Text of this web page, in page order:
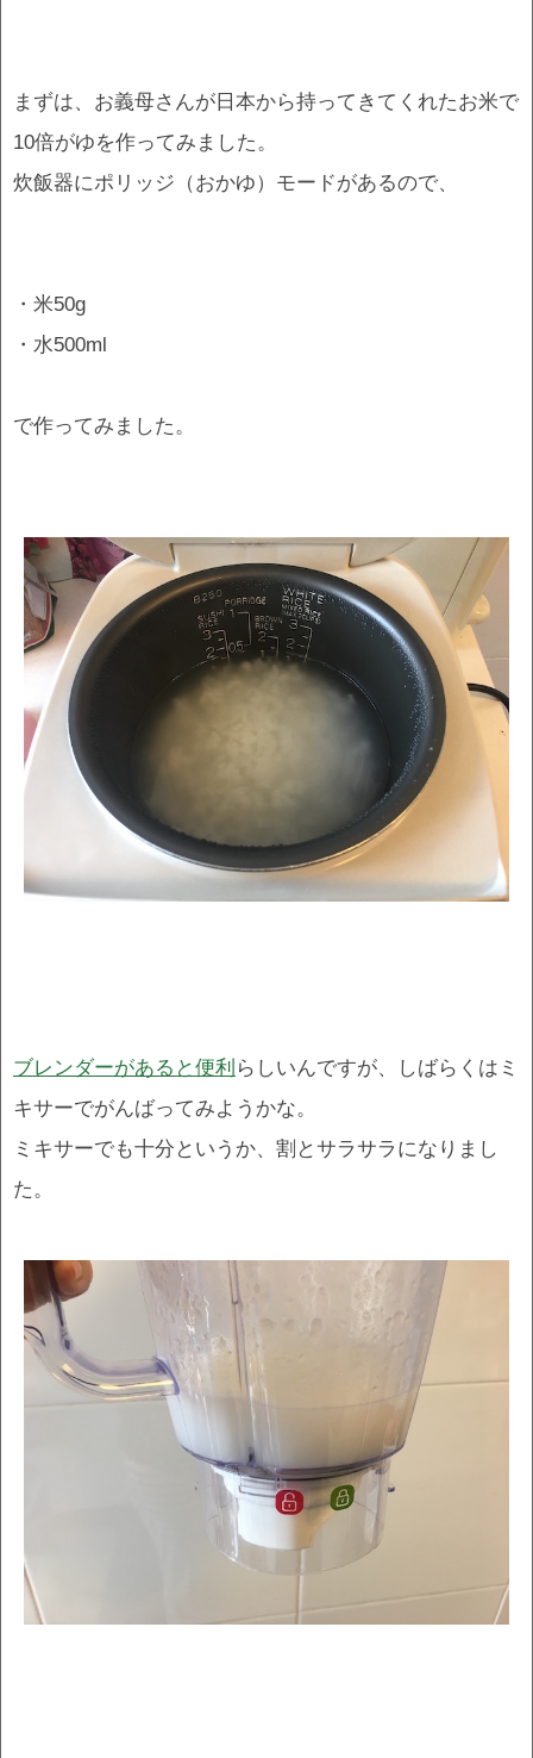
まずは、お義母さんが日本から持ってきてくれたお米で
10倍がゆを作ってみました。
炊飯器にポリッジ（おかゆ）モードがあるので、
・米50g
・水500ml
で作ってみました。
ブレンダーがあると便利 らしいんですが、しばらくはミ
キサーでがんばってみようかな。
ミキサーでも十分というか、割とサラサラになりまし
た。